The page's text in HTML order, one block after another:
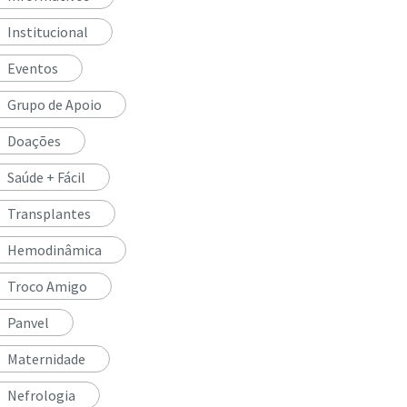
Institucional
Eventos
Grupo de Apoio
Doações
Saúde + Fácil
Transplantes
Hemodinâmica
Troco Amigo
Panvel
Maternidade
Nefrologia